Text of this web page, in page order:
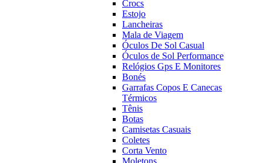
Crocs
Estojo
Lancheiras
Mala de Viagem
Óculos De Sol Casual
Óculos de Sol Performance
Relógios Gps E Monitores
Bonés
Garrafas Copos E Canecas
Térmicos
Tênis
Botas
Camisetas Casuais
Coletes
Corta Vento
Moletons